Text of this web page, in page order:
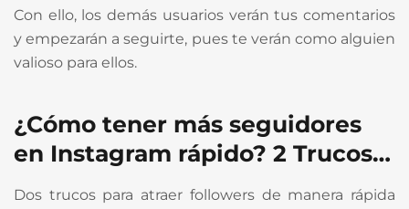
Con ello, los demás usuarios verán tus comentarios
y empezarán a seguirte, pues te verán como alguien
valioso para ellos.
¿Cómo tener más seguidores
en Instagram rápido? 2 Trucos…
Dos trucos para atraer followers de manera rápida